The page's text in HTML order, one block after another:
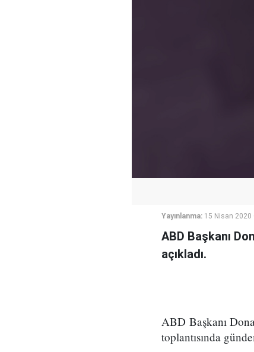
Yayınlanma: 15 Nisan 2020
ABD Başkanı
açıkladı.
ABD Başkanı
toplantısında